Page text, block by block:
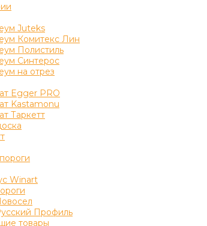
Juteks
Комитекс Лин
Полистиль
Синтерос
на отрез
Egger PRO
Kastamonu
Таркетт
Winart
Профиль
товары